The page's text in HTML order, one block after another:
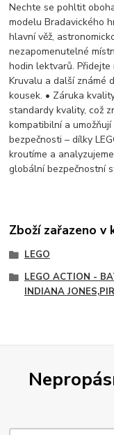
Nechte se pohltit
modelu Bradavického
hlavní věž,
nezapomenutelné
hodin lektvarů.
Kruvalu a další známé
kousek. • Záruka
standardy kvality, což
kompatibilní a
bezpečnosti – dílky
kroutíme a
globální bezpečnostní
Zboží zařazeno v
LEGO
LEGO ACTION -
INDIANA